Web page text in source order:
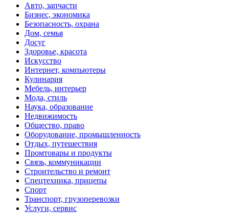
Авто, запчасти
Бизнес, экономика
Безопасность, охрана
Дом, семья
Досуг
Здоровье, красота
Искусство
Интернет, компьютеры
Кулинария
Мебель, интерьер
Мода, стиль
Наука, образование
Недвижимость
Общество, право
Оборудование, промышленность
Отдых, путешествия
Промтовары и продукты
Связь, коммуникации
Строительство и ремонт
Спецтехника, прицепы
Спорт
Транспорт, грузоперевозки
Услуги, сервис